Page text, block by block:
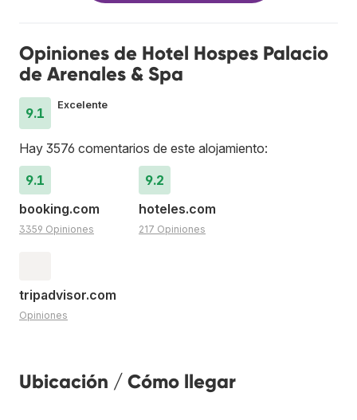
Opiniones de Hotel Hospes Palacio
de Arenales & Spa
9.1
Excelente
Hay 3576 comentarios de este alojamiento:
9.1
booking.com
3359 Opiniones
9.2
hoteles.com
217 Opiniones
tripadvisor.com
Opiniones
Ubicación / Cómo llegar